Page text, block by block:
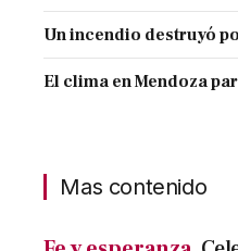
Un incendio destruyó
El clima en Mendoza
Mas contenido